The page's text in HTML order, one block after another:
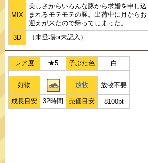
MIX
美しさからいろんな豚から求婚を申し込
まれるモテモテの豚。出荷中に月からお
迎えが来たので帰ってしまった。
3D
（未登場or未記入）
レア度 ★5 子ぶた色 白
好物 放牧 放牧不要
成長目安 32時間 売価目安 8100pt